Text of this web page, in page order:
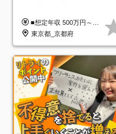
■想定年収 500万円～900万円 月給制 月給278,000円～ ※残業が発生した場合、残業代を別途全額支給します ※試用期間2ヶ月あり(待遇や給与に差異はありません)
東京都_京都府